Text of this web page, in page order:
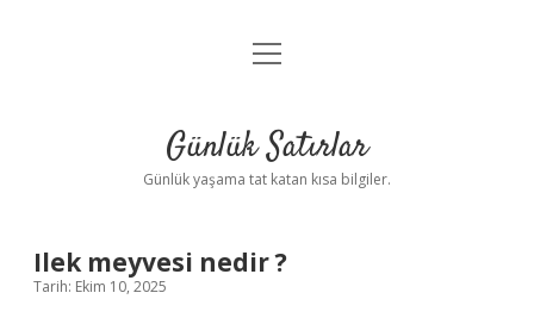
Anasayfa
Yasal Uyarı
menüyü
Günlük Satırlar
Günlük yaşama tat katan kısa bilgiler.
Ilek meyvesi nedir ?
Tarih: Ekim 10, 2025